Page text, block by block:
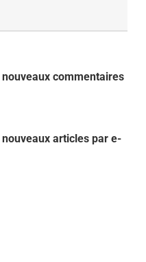
commentaires
articles par e-